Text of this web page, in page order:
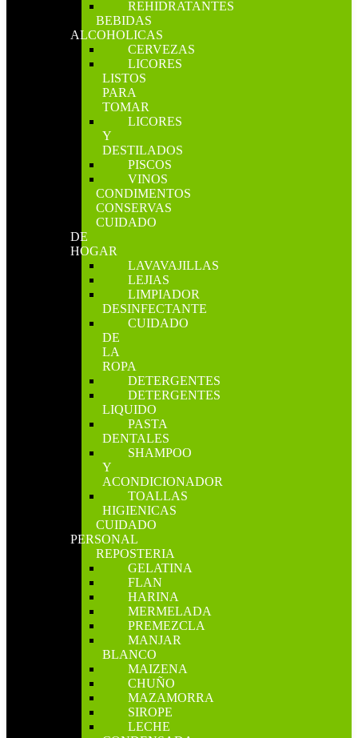
REHIDRATANTES
BEBIDAS
ALCOHOLICAS
CERVEZAS
LICORES
LISTOS
PARA
TOMAR
LICORES
Y
DESTILADOS
PISCOS
VINOS
CONDIMENTOS
CONSERVAS
CUIDADO
DE
HOGAR
LAVAVAJILLAS
LEJIAS
LIMPIADOR
DESINFECTANTE
CUIDADO
DE
LA
ROPA
DETERGENTES
DETERGENTES
LIQUIDO
PASTA
DENTALES
SHAMPOO
Y
ACONDICIONADOR
TOALLAS
HIGIENICAS
CUIDADO
PERSONAL
REPOSTERIA
GELATINA
FLAN
HARINA
MERMELADA
PREMEZCLA
MANJAR
BLANCO
MAIZENA
CHUÑO
MAZAMORRA
SIROPE
LECHE